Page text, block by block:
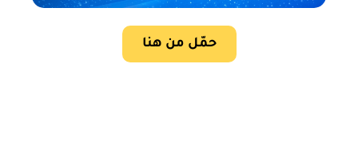
حمّل من هنا